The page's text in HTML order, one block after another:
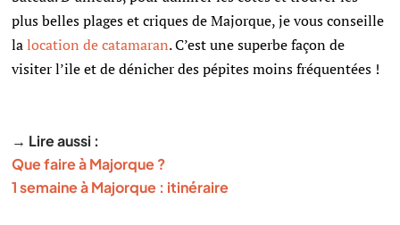
plus belles plages et criques de Majorque, je vous conseille
lalocation de catamaran. C’est une superbe façon de
visiter l’ile et de dénicher des pépites moins fréquentées !
→ Lire aussi :
Que faire à Majorque ?
1 semaine à Majorque : itinéraire